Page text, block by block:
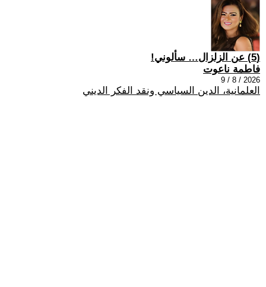
(5) عن الزلزال… سألوني!
فاطمة ناعوت
2026 / 8 / 9
العلمانية، الدين السياسي ونقد الفكر الديني